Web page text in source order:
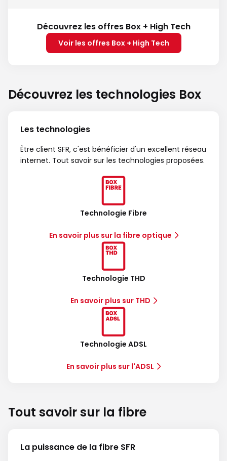
Découvrez les offres Box + High Tech
Voir les offres Box + High Tech
Découvrez les technologies Box
Les technologies
Être client SFR, c'est bénéficier d'un excellent réseau
internet. Tout savoir sur les technologies proposées.
Technologie Fibre
En savoir plus sur la fibre optique
Technologie THD
En savoir plus sur THD
Technologie ADSL
En savoir plus sur l'ADSL
Tout savoir sur la fibre
La puissance de la fibre SFR